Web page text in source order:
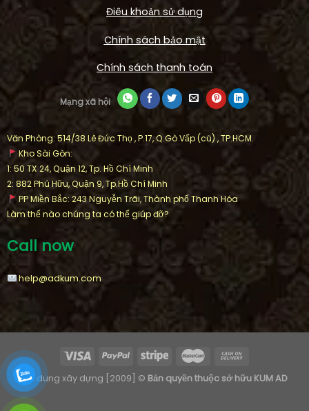
Điêu khoản sử dụng
Chính sách bảo mật
Chính sách thanh toán
Mạng xã hội
Văn Phòng: 514/38 Lê Đức Thọ , P.17, Q.Gò Vấp (cũ) , TP.HCM.
Kho Sài Gòn:
1: 50 TX 24, Quận 12, Tp. Hồ Chí Minh
2: 882 Phú Hữu, Quận 9, Tp.Hồ Chí Minh
PP Miền Bắc: 243 Nguyễn Trãi, Thành phố Thanh Hóa
Làm thế nào chúng ta có thể giúp đỡ?
Call now
help@adkum.com
Nội dung xây dựng [2009] © Bản quyền thuộc sở hữu KUM AD